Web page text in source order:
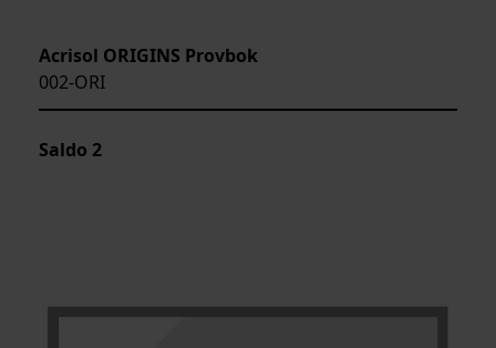
Acrisol ORIGINS Provbok
002-ORI
Saldo 2